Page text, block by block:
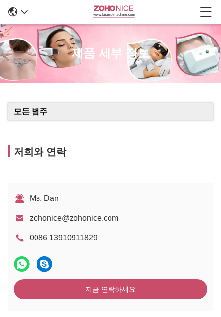
제품 세부 정보
모든 범주
저희와 연락
Ms. Dan
zohonice@zohonice.com
0086 13910911829
지금 연락하세요